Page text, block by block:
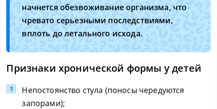
начнется обезвоживание организма, что
чревато серьезными последствиями,
вплоть до летального исхода.
Признаки хронической формы у детей
Непостоянство стула (поносы чередуются
запорами);